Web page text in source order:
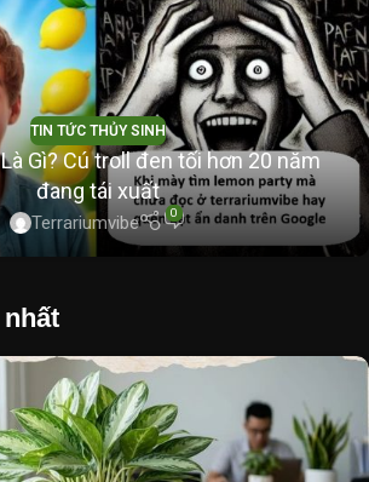
TIN TỨC THỦY SINH
Gì? Cú troll đen tối hơn 20 năm
đang tái xuất
Terrariumvibe 0